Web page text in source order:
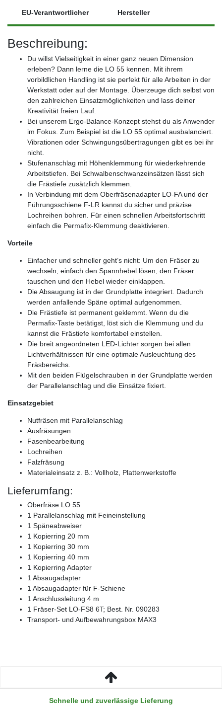
EU-Verantwortlicher Hersteller
Beschreibung:
Du willst Vielseitigkeit in einer ganz neuen Dimension
erleben? Dann lerne die LO 55 kennen. Mit ihrem
vorbildlichen Handling ist sie perfekt für alle Arbeiten in der
Werkstatt oder auf der Montage. Überzeuge dich selbst von
den zahlreichen Einsatzmöglichkeiten und lass deiner
Kreativität freien Lauf.
Bei unserem Ergo-Balance-Konzept stehst du als Anwender
im Fokus. Zum Beispiel ist die LO 55 optimal ausbalanciert.
Vibrationen oder Schwingungsübertragungen gibt es bei ihr
nicht.
Stufenanschlag mit Höhenklemmung für wiederkehrende
Arbeitstiefen. Bei Schwalbenschwanzeinsätzen lässt sich
die Frästiefe zusätzlich klemmen.
In Verbindung mit dem Oberfräsenadapter LO-FA und der
Führungsschiene F-LR kannst du sicher und präzise
Lochreihen bohren. Für einen schnellen Arbeitsfortschritt
einfach die Permafix-Klemmung deaktivieren.
Vorteile
Einfacher und schneller geht’s nicht: Um den Fräser zu
wechseln, einfach den Spannhebel lösen, den Fräser
tauschen und den Hebel wieder einklappen.
Die Absaugung ist in der Grundplatte integriert. Dadurch
werden anfallende Späne optimal aufgenommen.
Die Frästiefe ist permanent geklemmt. Wenn du die
Permafix-Taste betätigst, löst sich die Klemmung und du
kannst die Frästiefe komfortabel einstellen.
Die breit angeordneten LED-Lichter sorgen bei allen
Lichtverhältnissen für eine optimale Ausleuchtung des
Fräsbereichs.
Mit den beiden Flügelschrauben in der Grundplatte werden
der Parallelanschlag und die Einsätze fixiert.
Einsatzgebiet
Nutfräsen mit Parallelanschlag
Ausfräsungen
Fasenbearbeitung
Lochreihen
Falzfräsung
Materialeinsatz z. B.: Vollholz, Plattenwerkstoffe
Lieferumfang:
Oberfräse LO 55
1 Parallelanschlag mit Feineinstellung
1 Späneabweiser
1 Kopierring 20 mm
1 Kopierring 30 mm
1 Kopierring 40 mm
1 Kopierring Adapter
1 Absaugadapter
1 Absaugadapter für F-Schiene
1 Anschlussleitung 4 m
1 Fräser-Set LO-FS8 6T; Best. Nr. 090283
Transport- und Aufbewahrungsbox MAX3
Schnelle und zuverlässige Lieferung